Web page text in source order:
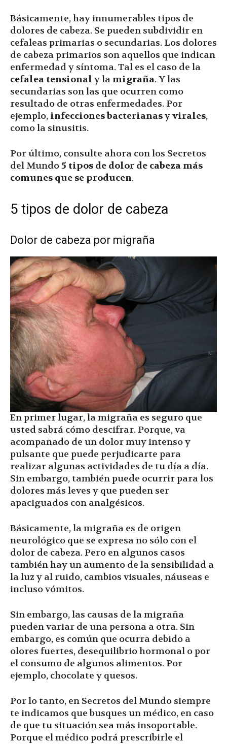
Básicamente, hay innumerables tipos de
dolores de cabeza. Se pueden subdividir en
cefaleas primarias o secundarias. Los dolores
de cabeza primarios son aquellos que indican
enfermedad y síntoma. Tal es el caso de la
cefalea tensional y la migraña. Y las
secundarias son las que ocurren como
resultado de otras enfermedades. Por
ejemplo, infecciones bacterianasyvirales,
como la sinusitis.
Por último, consulte ahora con los Secretos
del Mundo5 tipos de dolor de cabeza más
comunes que se producen.
5 tipos de dolor de cabeza
Dolor de cabeza por migraña
En primer lugar, la migraña es seguro que
usted sabrá cómo descifrar. Porque, va
acompañado de un dolor muy intenso y
pulsante que puede perjudicarte para
realizar algunas actividades de tu día a día.
Sin embargo, también puede ocurrir para los
dolores más leves y que pueden ser
apaciguados con analgésicos.
Básicamente, la migraña es de origen
neurológico que se expresa no sólo con el
dolor de cabeza. Pero en algunos casos
también hay un aumento de la sensibilidad a
la luz y al ruido, cambios visuales, náuseas e
incluso vómitos.
Sin embargo, las causas de la migraña
pueden variar de una persona a otra. Sin
embargo, es común que ocurra debido a
olores fuertes, desequilibrio hormonal o por
el consumo de algunos alimentos. Por
ejemplo, chocolate y quesos.
Por lo tanto, en Secretos del Mundo siempre
te indicamos que busques un médico, en caso
de que tu situación sea más insoportable.
Porque el médico podrá prescribirle el